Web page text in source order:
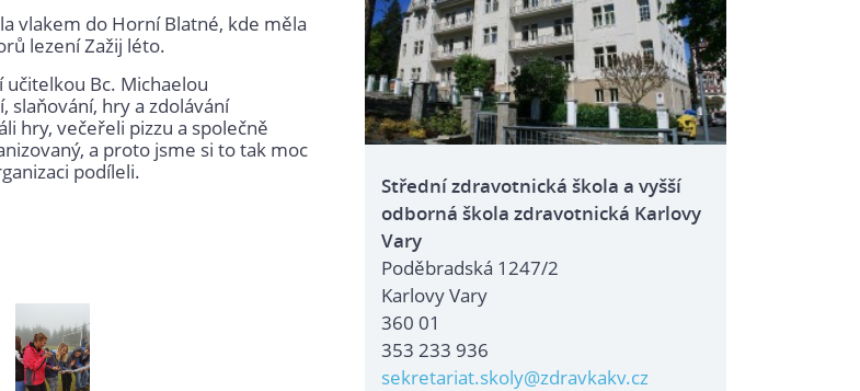
vlakem do Horní Blatné, kde měla
lezení Zažij léto.
učitelkou Bc. Michaelou
slaňování, hry a zdolávání
hry, večeřeli pizzu a společně
a proto jsme si to tak moc
podíleli.
Střední zdravotnická škola a vyšší
odborná škola zdravotnická Karlovy
Vary
Poděbradská 1247/2
Karlovy Vary
360 01
353 233 936
sekretariat.skoly@zdravkakv.cz